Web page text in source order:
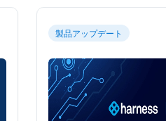
インを自動化・合理化
ームワークを通じてコ
インテグレーション（
ォームに入力されます
コードがデプロイされ
製品アップデート